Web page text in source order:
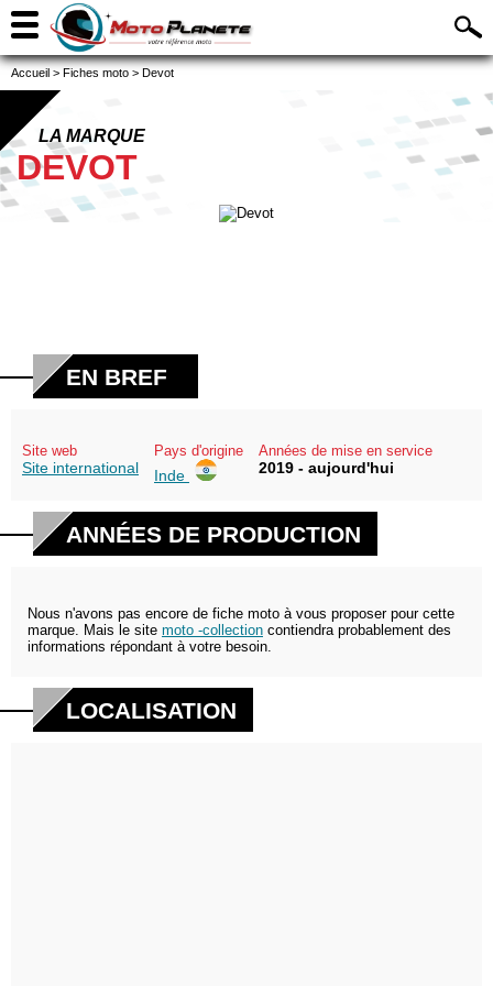
Accueil > Fiches moto > Devot
LA MARQUE
DEVOT
EN BREF
Site web
Site international
Pays d'origine
Inde
Années de mise en service
2019 - aujourd'hui
ANNÉES DE PRODUCTION
Nous n'avons pas encore de fiche moto à vous proposer pour cette
marque. Mais le site moto -collection contiendra probablement des
informations répondant à votre besoin.
LOCALISATION